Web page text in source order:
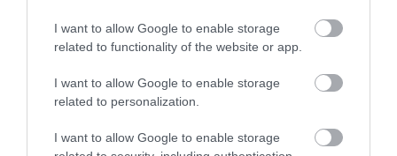
I want to allow Google to enable storage
related to functionality of the website or app.
I want to allow Google to enable storage
related to personalization.
I want to allow Google to enable storage
στους δρόμους – Ποια φανάρια δεν